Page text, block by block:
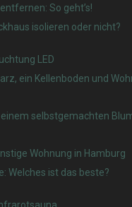
So geht’s!
isolieren oder nicht?
LED
ein Kellenboden und
selbstgemachten
Wohnung in Hamburg
Welches ist das beste?